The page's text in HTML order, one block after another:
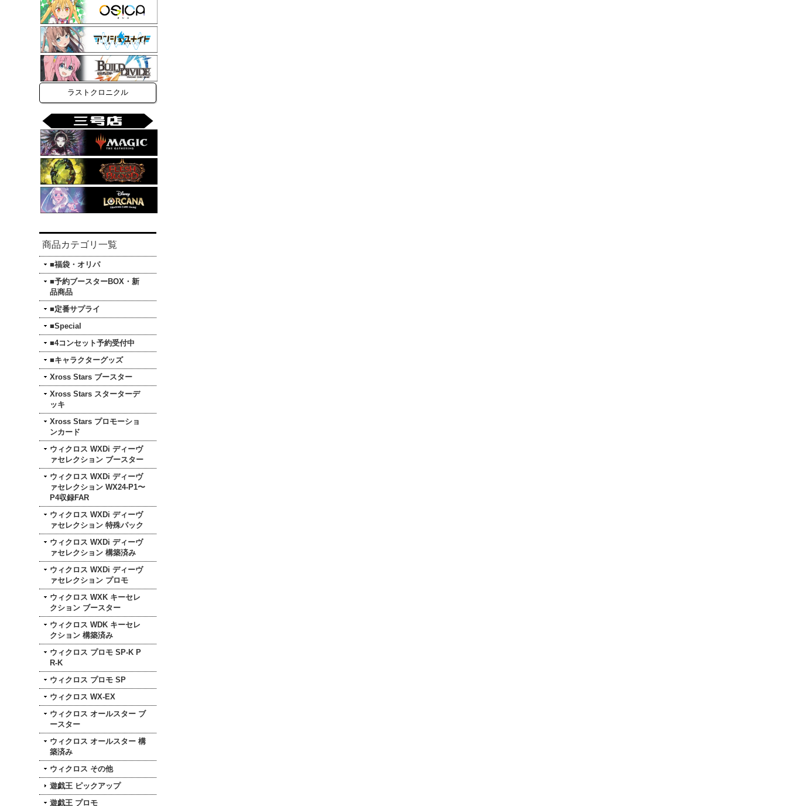
ラストクロニクル
商品カテゴリ一覧
■福袋・オリパ
■予約ブースターBOX・新
品商品
■定番サプライ
■Special
■4コンセット予約受付中
■キャラクターグッズ
Xross Stars ブースター
Xross Stars スターターデ
ッキ
Xross Stars プロモーショ
ンカード
ウィクロス WXDi ディーヴ
ァセレクション ブースター
ウィクロス WXDi ディーヴ
ァセレクション WX24-P1〜
P4収録FAR
ウィクロス WXDi ディーヴ
ァセレクション 特殊パック
ウィクロス WXDi ディーヴ
ァセレクション 構築済み
ウィクロス WXDi ディーヴ
ァセレクション プロモ
ウィクロス WXK キーセレ
クション ブースター
ウィクロス WDK キーセレ
クション 構築済み
ウィクロス プロモ SP-K P
R-K
ウィクロス プロモ SP
ウィクロス WX-EX
ウィクロス オールスター ブ
ースター
ウィクロス オールスター 構
築済み
ウィクロス その他
遊戯王 ピックアップ
遊戯王 プロモ